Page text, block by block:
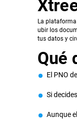
La plataforma
ubir los
tus datos y
Qué
El PNO
Si
Aunque